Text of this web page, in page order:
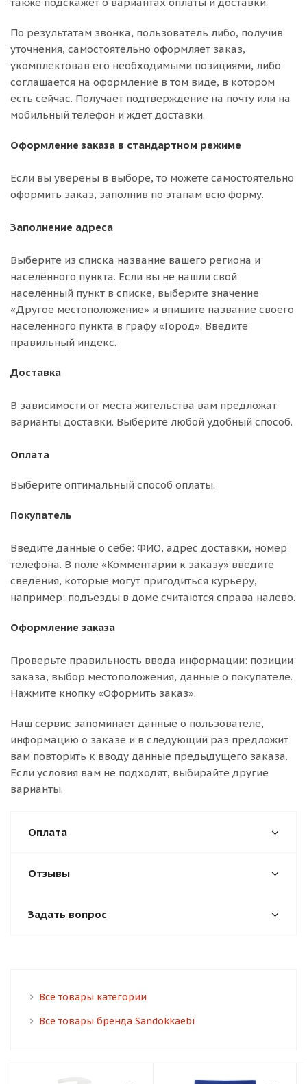
По результатам звонка, пользователь либо, получив
уточнения, самостоятельно оформляет заказ,
укомплектовав его необходимыми позициями, либо
соглашается на оформление в том виде, в котором
есть сейчас. Получает подтверждение на почту или на
мобильный телефон и ждёт доставки.
Оформление заказа в стандартном режиме
Если вы уверены в выборе, то можете самостоятельно
оформить заказ, заполнив по этапам всю форму.
Заполнение адреса
Выберите из списка название вашего региона и
населённого пункта. Если вы не нашли свой
населённый пункт в списке, выберите значение
«Другое местоположение» и впишите название своего
населённого пункта в графу «Город». Введите
правильный индекс.
Доставка
В зависимости от места жительства вам предложат
варианты доставки. Выберите любой удобный способ.
Оплата
Выберите оптимальный способ оплаты.
Покупатель
Введите данные о себе: ФИО, адрес доставки, номер
телефона. В поле «Комментарии к заказу» введите
сведения, которые могут пригодиться курьеру,
например: подъезды в доме считаются справа налево.
Оформление заказа
Проверьте правильность ввода информации: позиции
заказа, выбор местоположения, данные о покупателе.
Нажмите кнопку «Оформить заказ».
Наш сервис запоминает данные о пользователе,
информацию о заказе и в следующий раз предложит
вам повторить к вводу данные предыдущего заказа.
Если условия вам не подходят, выбирайте другие
варианты.
Оплата
Отзывы
Задать вопрос
Все товары категории
Все товары бренда Sandokkaebi